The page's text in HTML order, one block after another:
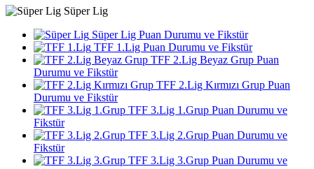
Süper Lig
Süper Lig Puan Durumu ve Fikstür
TFF 1.Lig Puan Durumu ve Fikstür
TFF 2.Lig Beyaz Grup Puan
Durumu ve Fikstür
TFF 2.Lig Kırmızı Grup Puan
Durumu ve Fikstür
TFF 3.Lig 1.Grup Puan Durumu ve
Fikstür
TFF 3.Lig 2.Grup Puan Durumu ve
Fikstür
TFF 3.Lig 3.Grup Puan Durumu ve